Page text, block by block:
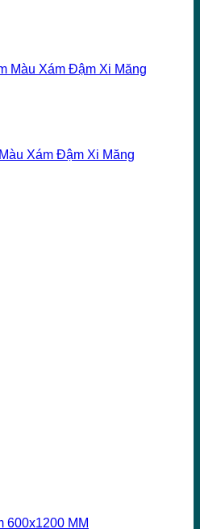
Xám Đậm Xi Măng